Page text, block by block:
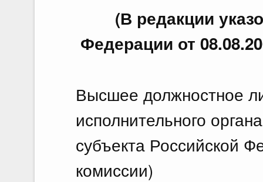
(В редакции
Федерации от
Высшее должностное
исполнительного
субъекта Российской
комиссии)